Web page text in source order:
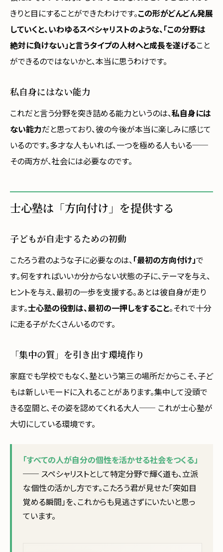
きりと目にすることができたわけです。この形がどんどん発展
していくと、いわゆるスペシャリストのような、「この分野は
絶対に負けない」と言うタイプの人材へと成長を遂げること
ができるのではないかと、本当に思うわけです。
私自身にはない能力
これだと言う分野を突き詰める能力というのは、私自身には
ない能力だと思っており、彼の今後が本当に楽しみに感じて
いるのです。多才な人もいれば、一つを極める人もいる──
その両方が、社会には必要なのです。
士心塾は「方向付け」を提供する
子どもが自走するための初動
こたろう君のような子に必要なのは、 「最初の方向付け」で
す。何をすればいいか分からない状態の子に、テーマを与え、
ヒントを与え、最初の一歩を支援する。あとは彼自身が走り
ます。士心塾の役割は、最初の一押しをすること。それで十分
に走る子がたくさんいるのです。
「集中の質」を引き出す環境作り
家庭でも学校でもなく、塾という第三の場所だからこそ、子ど
もは新しいモードに入れることがあります。集中して没頭で
きる空間と、その姿を認めてくれる大人── これが士心塾が
大切にしている環境です。
「すべての人が自分の個性を活かせる社会をつくる」
── スペシャリストとして特定分野で輝く道も、立派
な個性の活かし方です。こたろう君が見せた「突如目
覚める瞬間」を、これからも見逃さずにいたいと思っ
ています。